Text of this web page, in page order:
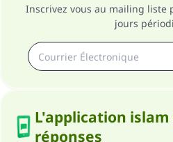
Inscrivez vous au mailing liste
jours
L'application
réponses